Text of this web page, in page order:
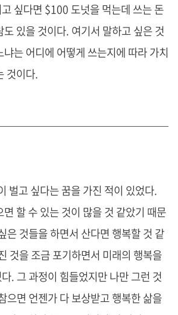
싶다면 $100 도넛을 먹는데 쓰는 돈
있을 것이다. 여기서 말하고 싶은 것
는 어디에 어떻게 쓰는지에 따라 가치
것이다.
벌고 싶다는 꿈을 가진 적이 있었다.
할 수 있는 것이 많을 것 같았기 때문
은 것들을 하면서 산다면 행복할 것 같
것을 조금 포기하면서 미래의 행복을
. 그 과정이 힘들었지만 나만 그런 것
으면 언젠가 다 보상받고 행복한 삶을